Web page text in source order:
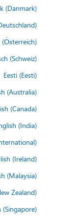
(Danmark)
(Schweiz)
Eesti (Eesti)
(Australia)
(Canada)
(India)
(Ireland)
(Malaysia)
Zealand)
(Singapore)